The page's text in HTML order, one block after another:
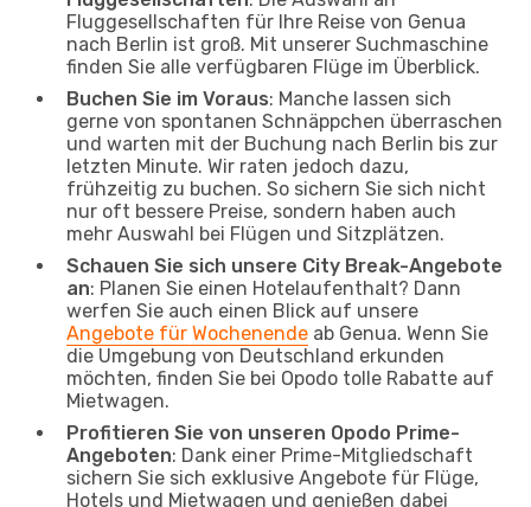
Fluggesellschaften für Ihre Reise von Genua
nach Berlin ist groß. Mit unserer Suchmaschine
finden Sie alle verfügbaren Flüge im Überblick.
Buchen Sie im Voraus: Manche lassen sich
gerne von spontanen Schnäppchen überraschen
und warten mit der Buchung nach Berlin bis zur
letzten Minute. Wir raten jedoch dazu,
frühzeitig zu buchen. So sichern Sie sich nicht
nur oft bessere Preise, sondern haben auch
mehr Auswahl bei Flügen und Sitzplätzen.
Schauen Sie sich unsere City Break-Angebote
an: Planen Sie einen Hotelaufenthalt? Dann
werfen Sie auch einen Blick auf unsere
Angebote für Wochenende ab Genua. Wenn Sie
die Umgebung von Deutschland erkunden
möchten, finden Sie bei Opodo tolle Rabatte auf
Mietwagen.
Profitieren Sie von unseren Opodo Prime-
Angeboten: Dank einer Prime-Mitgliedschaft
sichern Sie sich exklusive Angebote für Flüge,
Hotels und Mietwagen und genießen dabei